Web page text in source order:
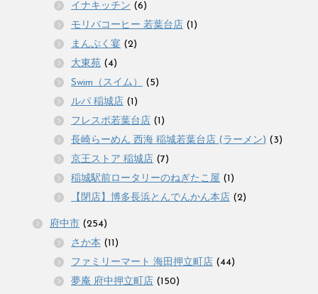
イナキッチン (6)
モリバコーヒー 若葉台店 (1)
まんぷく宴 (2)
大東苑 (4)
Swim（スイム）
(5)
ルパ 稲城店 (1)
フレスポ若葉台店 (1)
長崎らーめん 西海 稲城若葉台店 (ラーメン) (3)
京王ストア 稲城店 (7)
稲城駅前ロータリーのねぎたこ屋 (1)
【閉店】博多長浜とんでんかん本店 (2)
府中市 (254)
さか本 (11)
ファミリーマート 海田押立町店 (44)
夢庵 府中押立町店 (150)